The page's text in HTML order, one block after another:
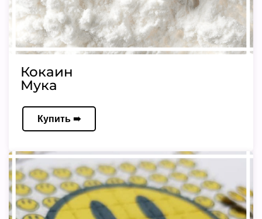
Кокаин
Мука
Купить ➠